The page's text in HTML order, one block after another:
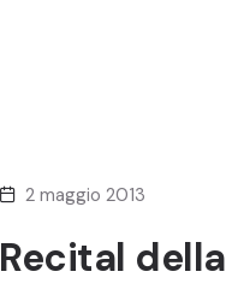
2 maggio 2013
Recital